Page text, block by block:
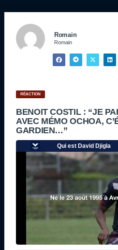
Romain
Romain
RÉACTION
BENOIT COSTIL : “JE
AVEC MÉMO OCHOA,
GARDIEN…”